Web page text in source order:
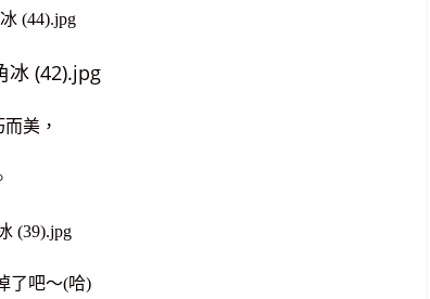
美，
了吧～(哈)